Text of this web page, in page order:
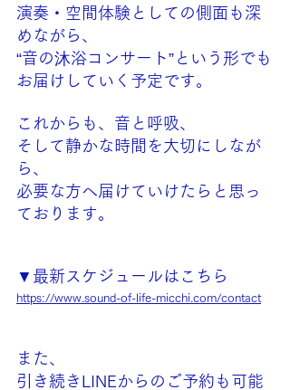
演奏・空間体験としての側面も深
めながら、
“音の沐浴コンサート”という形でも
お届けしていく予定です。
これからも、音と呼吸、
そして静かな時間を大切にしなが
ら、
必要な方へ届けていけたらと思っ
ております。
▼最新スケジュールはこちら
https://www.sound-of-life-micchi.com/contact
また、
引き続きLINEからのご予約も可能